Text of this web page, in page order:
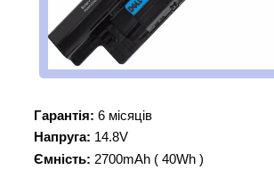
Гарантія: 6 місяців
Напруга: 14.8V
Ємність: 2700mAh ( 40Wh )